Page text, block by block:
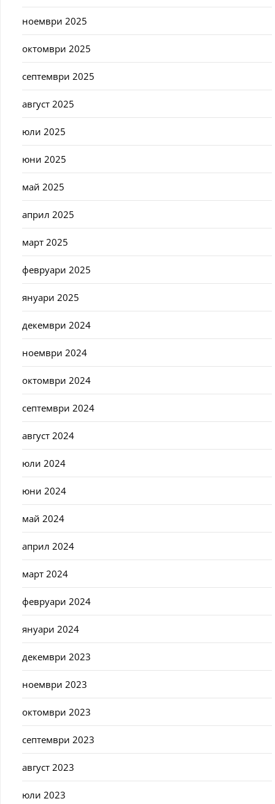
ноември 2025
октомври 2025
септември 2025
август 2025
юли 2025
юни 2025
май 2025
април 2025
март 2025
февруари 2025
януари 2025
декември 2024
ноември 2024
октомври 2024
септември 2024
август 2024
юли 2024
юни 2024
май 2024
април 2024
март 2024
февруари 2024
януари 2024
декември 2023
ноември 2023
октомври 2023
септември 2023
август 2023
юли 2023